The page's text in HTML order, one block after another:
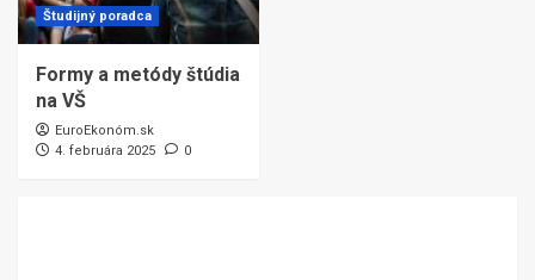
Študijný poradca
Formy a metódy štúdia
na VŠ
EuroEkonóm.sk
4. februára 2025
0